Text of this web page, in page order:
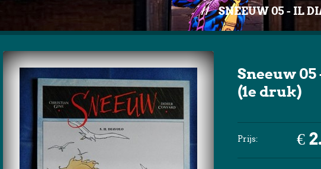
// SNEEUW 05 - IL
Sneeuw
(1e druk)
Prijs: €